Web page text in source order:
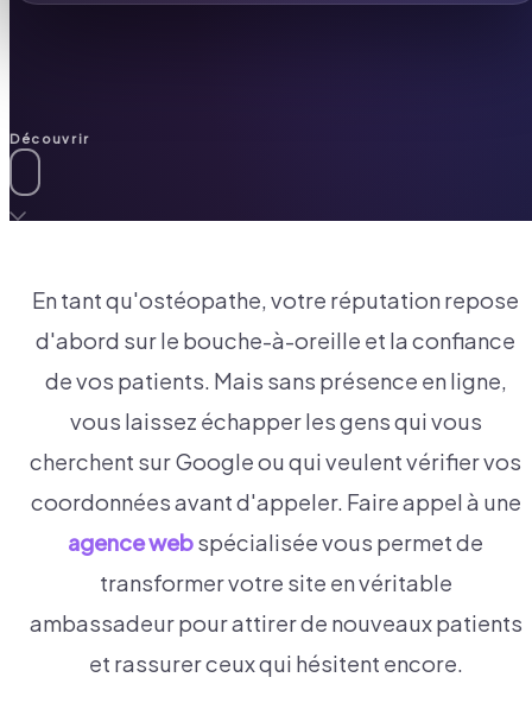
Découvrir
En tant qu'ostéopathe, votre réputation repose
d'abord sur le bouche-à-oreille et la confiance
de vos patients. Mais sans présence en ligne,
vous laissez échapper les gens qui vous
cherchent sur Google ou qui veulent vérifier vos
coordonnées avant d'appeler. Faire appel à une
agence webspécialisée vous permet de
transformer votre site en véritable
ambassadeur pour attirer de nouveaux patients
et rassurer ceux qui hésitent encore.